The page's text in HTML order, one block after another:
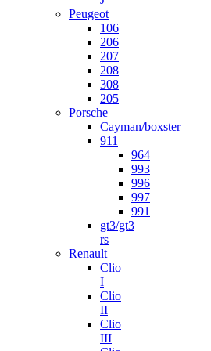
Peugeot
106
206
207
208
308
205
Porsche
Cayman/boxster
911
964
993
996
997
991
gt3/gt3
rs
Renault
Clio
I
Clio
II
Clio
III